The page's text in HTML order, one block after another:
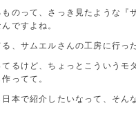
のって、さっき見たような『
ですよね。
、サムエルさんの工房に行っ
るけど、ちょっとこういうモ
ってて。
本で紹介したいなって、そん